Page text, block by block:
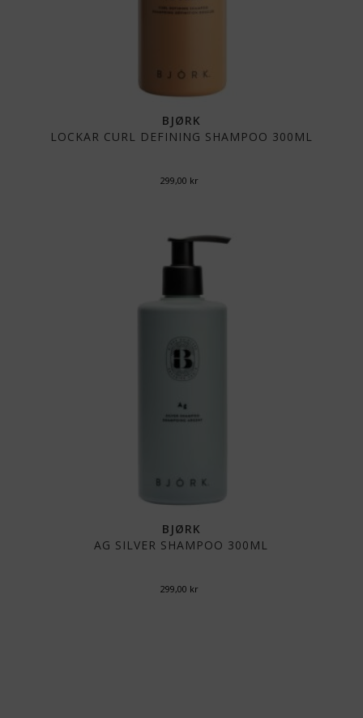
BJØRK
LOCKAR CURL DEFINING SHAMPOO 300ML
299,00 kr
BJØRK
AG SILVER SHAMPOO 300ML
299,00 kr